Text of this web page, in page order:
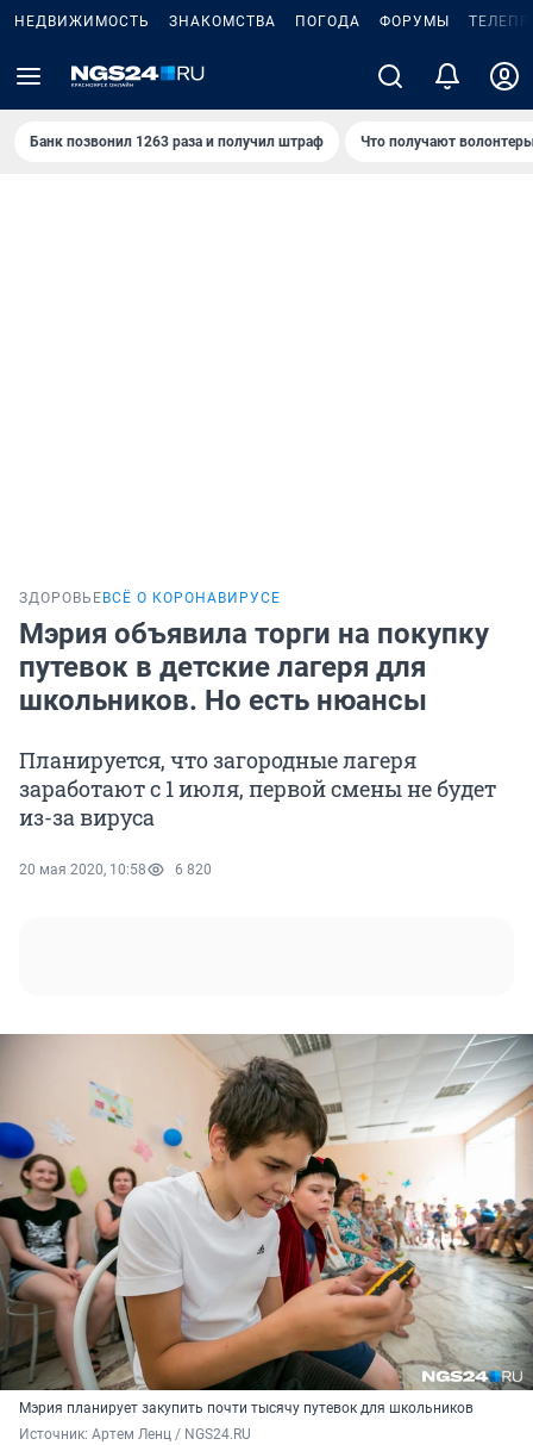
НЕДВИЖИМОСТЬ ЗНАКОМСТВА ПОГОДА ФОРУМЫ
Банк позвонил 1263 раза и получил штраф Что получают
ЗДОРОВЬЕ ВСЁ О КОРОНАВИРУСЕ
Мэрия объявила торги на покупку
путевок в детские лагеря для
школьников. Но есть нюансы
Планируется, что загородные лагеря
заработают с 1 июля, первой смены не будет
из-за вируса
20 мая 2020, 10:58 6 820
Мэрия планирует закупить почти тысячу путевок для школьников
Источник: Артем Ленц / NGS24.RU